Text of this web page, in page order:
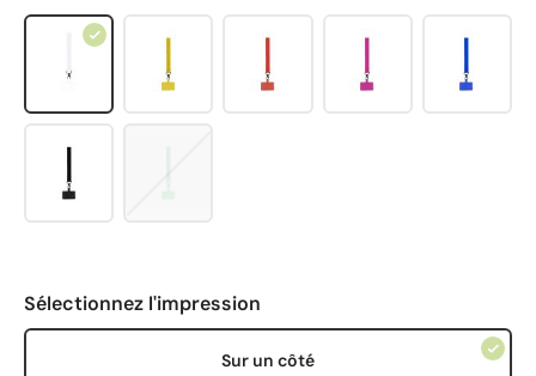
Sélectionnez l'impression
Sur un côté